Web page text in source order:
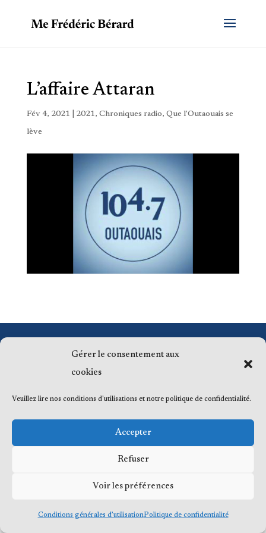
Gérer le consentement aux
cookies
Veuillez lire nos conditions d'utilisations et notre politique de confidentialité.
Accepter
Refuser
Voir les préférences
Conditions générales d’utilisationPolitique de confidentialité
L’affaire Attaran
Fév 4, 2021 2021, Chroniques radio, Que l'Outaouais se
lève
© 2023 Me Frédéric Bérard, tous droits